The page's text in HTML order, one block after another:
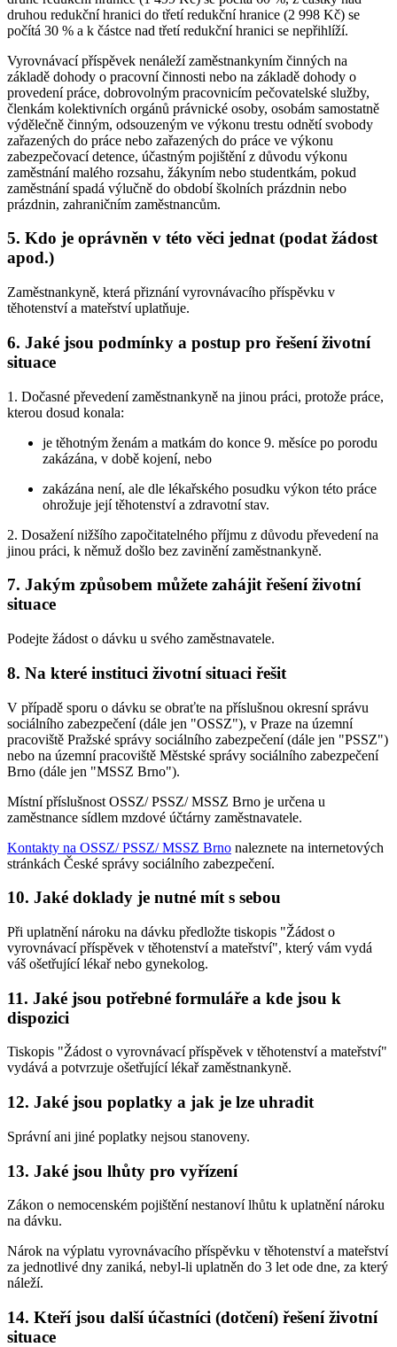
druhou redukční hranici do třetí redukční hranice (2 998 Kč) se
počítá 30 % a k částce nad třetí redukční hranici se nepřihlíží.
Vyrovnávací příspěvek nenáleží zaměstnankyním činných na
základě dohody o pracovní činnosti nebo na základě dohody o
provedení práce, dobrovolným pracovnicím pečovatelské služby,
členkám kolektivních orgánů právnické osoby, osobám samostatně
výdělečně činným, odsouzeným ve výkonu trestu odnětí svobody
zařazených do práce nebo zařazených do práce ve výkonu
zabezpečovací detence, účastným pojištění z důvodu výkonu
zaměstnání malého rozsahu, žákyním nebo studentkám, pokud
zaměstnání spadá výlučně do období školních prázdnin nebo
prázdnin, zahraničním zaměstnancům.
5. Kdo je oprávněn v této věci jednat (podat žádost
apod.)
Zaměstnankyně, která přiznání vyrovnávacího příspěvku v
těhotenství a mateřství uplatňuje.
6. Jaké jsou podmínky a postup pro řešení životní
situace
1. Dočasné převedení zaměstnankyně na jinou práci, protože práce,
kterou dosud konala:
je těhotným ženám a matkám do konce 9. měsíce po porodu
zakázána, v době kojení, nebo
zakázána není, ale dle lékařského posudku výkon této práce
ohrožuje její těhotenství a zdravotní stav.
2. Dosažení nižšího započitatelného příjmu z důvodu převedení na
jinou práci, k němuž došlo bez zavinění zaměstnankyně.
7. Jakým způsobem můžete zahájit řešení životní
situace
Podejte žádost o dávku u svého zaměstnavatele.
8. Na které instituci životní situaci řešit
V případě sporu o dávku se obraťte na příslušnou okresní správu
sociálního zabezpečení (dále jen "OSSZ"), v Praze na územní
pracoviště Pražské správy sociálního zabezpečení (dále jen "PSSZ")
nebo na územní pracoviště Městské správy sociálního zabezpečení
Brno (dále jen "MSSZ Brno").
Místní příslušnost OSSZ/ PSSZ/ MSSZ Brno je určena u
zaměstnance sídlem mzdové účtárny zaměstnavatele.
Kontakty na OSSZ/ PSSZ/ MSSZ Brno naleznete na internetových
stránkách České správy sociálního zabezpečení.
10. Jaké doklady je nutné mít s sebou
Při uplatnění nároku na dávku předložte tiskopis "Žádost o
vyrovnávací příspěvek v těhotenství a mateřství", který vám vydá
váš ošetřující lékař nebo gynekolog.
11. Jaké jsou potřebné formuláře a kde jsou k
dispozici
Tiskopis "Žádost o vyrovnávací příspěvek v těhotenství a mateřství"
vydává a potvrzuje ošetřující lékař zaměstnankyně.
12. Jaké jsou poplatky a jak je lze uhradit
Správní ani jiné poplatky nejsou stanoveny.
13. Jaké jsou lhůty pro vyřízení
Zákon o nemocenském pojištění nestanoví lhůtu k uplatnění nároku
na dávku.
Nárok na výplatu vyrovnávacího příspěvku v těhotenství a mateřství
za jednotlivé dny zaniká, nebyl-li uplatněn do 3 let ode dne, za který
náleží.
14. Kteří jsou další účastníci (dotčení) řešení životní
situace